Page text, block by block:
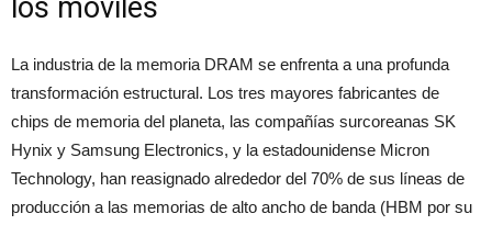
los móviles
La industria de la memoria DRAM se enfrenta a una profunda
transformación estructural. Los tres mayores fabricantes de
chips de memoria del planeta, las compañías surcoreanas SK
Hynix y Samsung Electronics, y la estadounidense Micron
Technology, han reasignado alrededor del 70% de sus líneas de
producción a las memorias de alto ancho de banda (HBM por su